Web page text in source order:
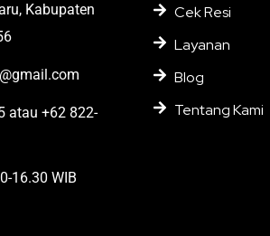
Kabupaten
atau +62 822-
16.30 WIB
Cek Resi
Layanan
Blog
Tentang Kami